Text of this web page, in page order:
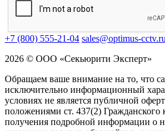
+7 (800) 555-21-04 sales@optimus-cctv.ru
2026 © ООО «Секьюрити Эксперт»
Обращаем ваше внимание на то, что
исключительно информационный
условиях не является публичной
положениями ст. 437(2) Гражданского
получения подробной информации о